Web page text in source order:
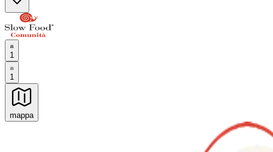
1
1
mappa
Esperienze culinarie indimenticabili: Esperienze